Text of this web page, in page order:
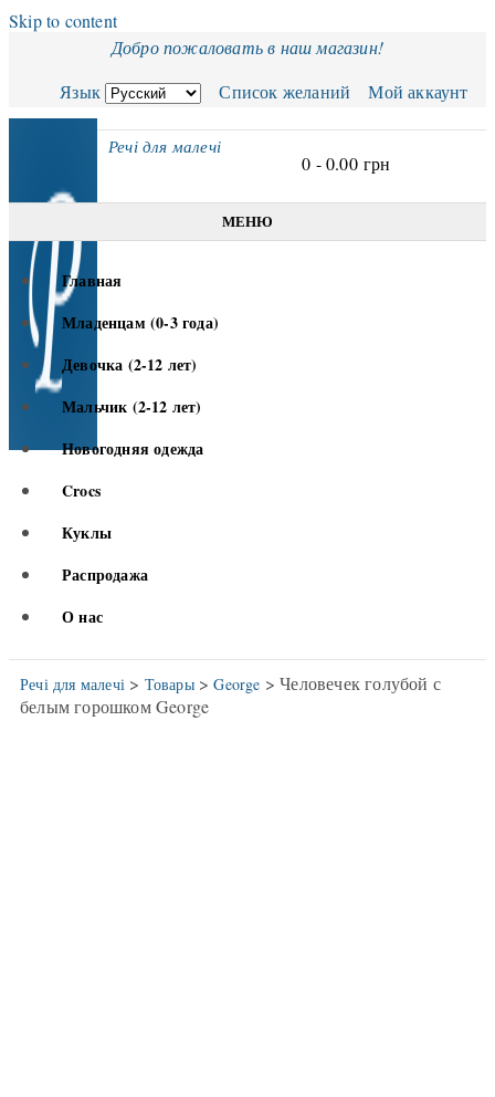
Skip to content
Добро пожаловать в наш магазин!
Язык
Список желаний Мой аккаунт
Речі для малечі
0 -0.00 грн
МЕНЮ
Главная
Младенцам (0-3 года)
Девочка (2-12 лет)
Мальчик (2-12 лет)
Новогодняя одежда
Crocs
Куклы
Распродажа
О нас
Речі для малечі > Товары>George > Человечек голубой с
белым горошком George